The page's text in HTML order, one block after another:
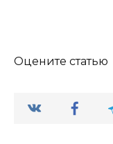
Оцените статью